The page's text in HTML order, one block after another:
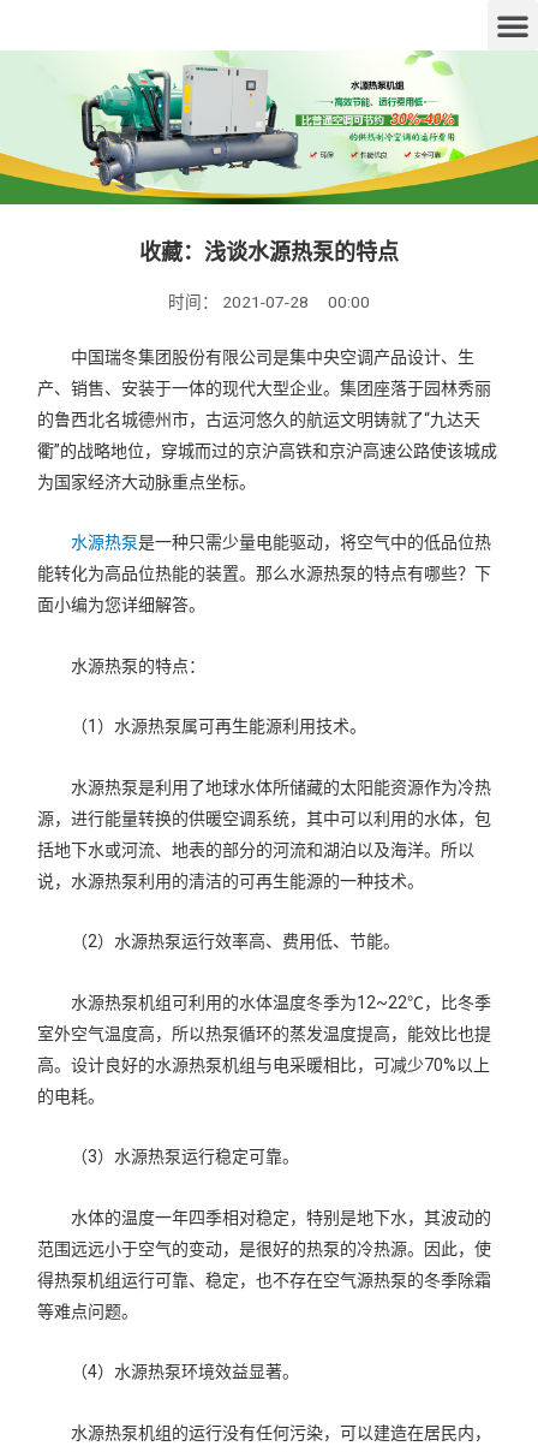
收藏：浅谈水源热泵的特点
时间： 2021-07-28 00:00
中国瑞冬集团股份有限公司是集中央空调产品设计、生
产、销售、安装于一体的现代大型企业。集团座落于园林秀丽
的鲁西北名城德州市，古运河悠久的航运文明铸就了“九达天
衢”的战略地位，穿城而过的京沪高铁和京沪高速公路使该城成
为国家经济大动脉重点坐标。
水源热泵是一种只需少量电能驱动，将空气中的低品位热
能转化为高品位热能的装置。那么水源热泵的特点有哪些？下
面小编为您详细解答。
水源热泵的特点：
（1）水源热泵属可再生能源利用技术。
水源热泵是利用了地球水体所储藏的太阳能资源作为冷热
源，进行能量转换的供暖空调系统，其中可以利用的水体，包
括地下水或河流、地表的部分的河流和湖泊以及海洋。所以
说，水源热泵利用的清洁的可再生能源的一种技术。
（2）水源热泵运行效率高、费用低、节能。
水源热泵机组可利用的水体温度冬季为12~22℃，比冬季
室外空气温度高，所以热泵循环的蒸发温度提高，能效比也提
高。设计良好的水源热泵机组与电采暖相比，可减少70%以上
的电耗。
（3）水源热泵运行稳定可靠。
水体的温度一年四季相对稳定，特别是地下水，其波动的
范围远远小于空气的变动，是很好的热泵的冷热源。因此，使
得热泵机组运行可靠、稳定，也不存在空气源热泵的冬季除霜
等难点问题。
（4）水源热泵环境效益显著。
水源热泵机组的运行没有任何污染，可以建造在居民内，